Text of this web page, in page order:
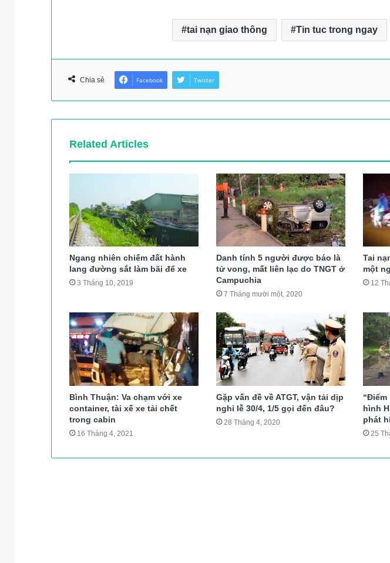
tai nạn giao thông Tin tuc trong ngay
Chia sẻ Facebook Twitter
Related Articles
Ngang nhiên chiếm đất hành
lang đường sắt làm bãi để xe
3 Tháng 10, 2019
Danh tính 5 người được báo là
tử vong, mất liên lạc do TNGT ở
Campuchia
7 Tháng mười một, 2020
Tai
một
12
Bình Thuận: Va chạm với xe
container, tài xế xe tải chết
trong cabin
16 Tháng 4, 2021
Gặp vấn đề về ATGT, vận tải dịp
nghỉ lễ 30/4, 1/5 gọi đến đâu?
28 Tháng 4, 2020
“Điểm
hình
phát
25